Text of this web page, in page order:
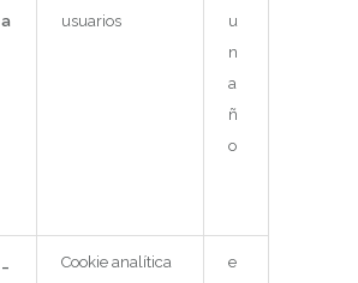
a
usuarios
u
n
a
ñ
o
Cookie analítica
e